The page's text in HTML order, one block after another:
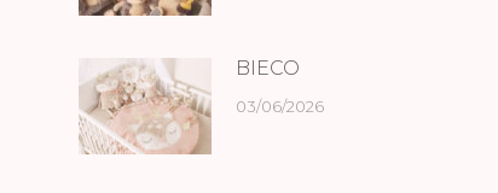
BIECO
03/06/2026